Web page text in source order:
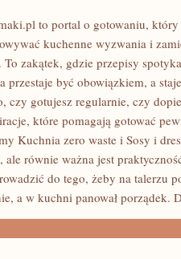
to portal o gotowaniu, który
kuchenne wyzwania i
To zakątek, gdzie przepisy
przestaje być obowiązkiem, a
czy gotujesz regularnie, czy
które pomagają gotować
Kuchnia zero waste i Sosy i
ale równie ważna jest
do tego, żeby na talerzu
a w kuchni panował porządek.